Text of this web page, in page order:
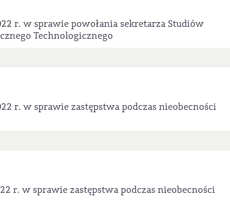
r. w sprawie powołania sekretarza Studiów
Technologicznego
r. w sprawie zastępstwa podczas nieobecności
r. w sprawie zastępstwa podczas nieobecności